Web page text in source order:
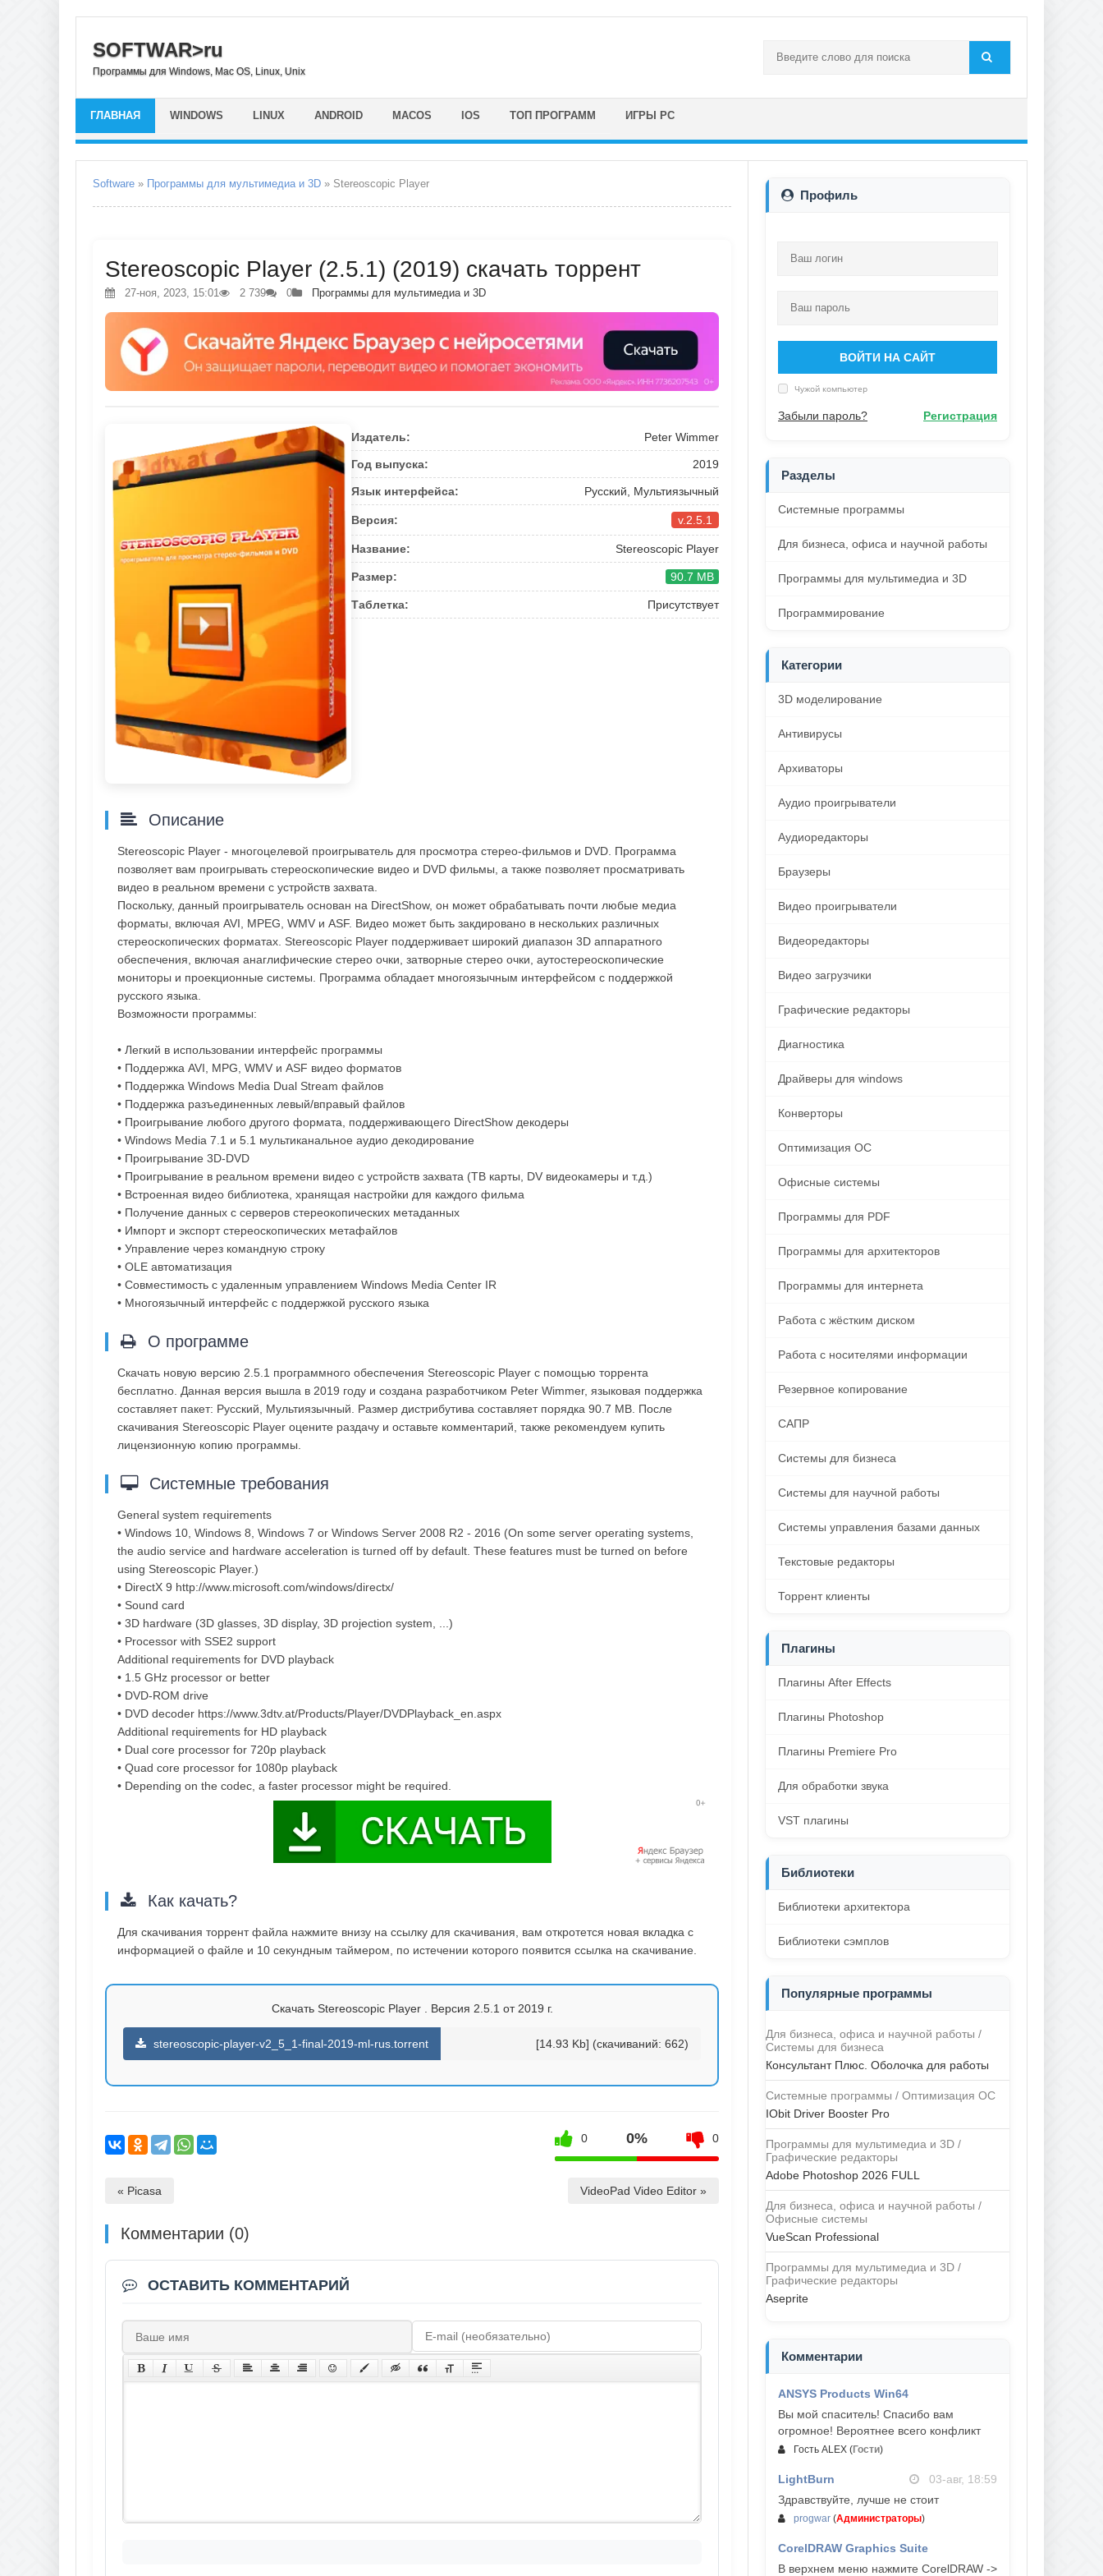
SOFTWAR>ru
Программы для Windows, Mac OS, Linux, Unix
ГЛАВНАЯ WINDOWS LINUX ANDROID MACOS IOS ТОП ПРОГРАММ ИГРЫ PC
Software » Программы для мультимедиа и 3D » Stereoscopic Player
Stereoscopic Player (2.5.1) (2019) скачать торрент
27-ноя, 2023, 15:01 2 739 0 Программы для мультимедиа и 3D
Издатель: Peter Wimmer
Год выпуска: 2019
Язык интерфейса: Русский, Мультиязычный
Версия: v.2.5.1
Название: Stereoscopic Player
Размер: 90.7 MB
Таблетка: Присутствует
Описание
Stereoscopic Player - многоцелевой проигрыватель для просмотра стерео-фильмов и DVD. Программа
позволяет вам проигрывать стереоскопические видео и DVD фильмы, а также позволяет просматривать
видео в реальном времени с устройств захвата.
Поскольку, данный проигрыватель основан на DirectShow, он может обрабатывать почти любые медиа
форматы, включая AVI, MPEG, WMV и ASF. Видео может быть закдировано в нескольких различных
стереоскопических форматах. Stereoscopic Player поддерживает широкий диапазон 3D аппаратного
обеспечения, включая анаглифические стерео очки, затворные стерео очки, аутостереоскопические
мониторы и проекционные системы. Программа обладает многоязычным интерфейсом с поддержкой
русского языка.
Возможности программы:
• Легкий в использовании интерфейс программы
• Поддержка AVI, MPG, WMV и ASF видео форматов
• Поддержка Windows Media Dual Stream файлов
• Поддержка разъединенных левый/вправый файлов
• Проигрывание любого другого формата, поддерживающего DirectShow декодеры
• Windows Media 7.1 и 5.1 мультиканальное аудио декодирование
• Проигрывание 3D-DVD
• Проигрывание в реальном времени видео с устройств захвата (ТВ карты, DV видеокамеры и т.д.)
• Встроенная видео библиотека, хранящая настройки для каждого фильма
• Получение данных с серверов стереокопических метаданных
• Импорт и экспорт стереоскопических метафайлов
• Управление через командную строку
• OLE автоматизация
• Совместимость с удаленным управлением Windows Media Center IR
• Многоязычный интерфейс с поддержкой русского языка
О программе
Скачать новую версию 2.5.1 программного обеспечения Stereoscopic Player с помощью торрента
бесплатно. Данная версия вышла в 2019 году и создана разработчиком Peter Wimmer, языковая поддержка
составляет пакет: Русский, Мультиязычный. Размер дистрибутива составляет порядка 90.7 MB. После
скачивания Stereoscopic Player оцените раздачу и оставьте комментарий, также рекомендуем купить
лицензионную копию программы.
Системные требования
General system requirements
• Windows 10, Windows 8, Windows 7 or Windows Server 2008 R2 - 2016 (On some server operating systems,
the audio service and hardware acceleration is turned off by default. These features must be turned on before
using Stereoscopic Player.)
• DirectX 9 http://www.microsoft.com/windows/directx/
• Sound card
• 3D hardware (3D glasses, 3D display, 3D projection system, ...)
• Processor with SSE2 support
Additional requirements for DVD playback
• 1.5 GHz processor or better
• DVD-ROM drive
• DVD decoder https://www.3dtv.at/Products/Player/DVDPlayback_en.aspx
Additional requirements for HD playback
• Dual core processor for 720p playback
• Quad core processor for 1080p playback
• Depending on the codec, a faster processor might be required.
Как качать?
Для скачивания торрент файла нажмите внизу на ссылку для скачивания, вам откротется новая вкладка с
информацией о файле и 10 секундным таймером, по истечении которого появится ссылка на скачивание.
Скачать Stereoscopic Player . Версия 2.5.1 от 2019 г.
stereoscopic-player-v2_5_1-final-2019-ml-rus.torrent [14.93 Kb] (cкачиваний: 662)
0 0% 0
« Picasa VideoPad Video Editor »
Комментарии (0)
ОСТАВИТЬ КОММЕНТАРИЙ
Профиль
ВОЙТИ НА САЙТ
Чужой компьютер
Забыли пароль? Регистрация
Разделы
Системные программы
Для бизнеса, офиса и научной работы
Программы для мультимедиа и 3D
Программирование
Категории
3D моделирование
Антивирусы
Архиваторы
Аудио проигрыватели
Аудиоредакторы
Браузеры
Видео проигрыватели
Видеоредакторы
Видео загрузчики
Графические редакторы
Диагностика
Драйверы для windows
Конверторы
Оптимизация ОС
Офисные системы
Программы для PDF
Программы для архитекторов
Программы для интернета
Работа с жёстким диском
Работа с носителями информации
Резервное копирование
САПР
Системы для бизнеса
Системы для научной работы
Системы управления базами данных
Текстовые редакторы
Торрент клиенты
Плагины
Плагины After Effects
Плагины Photoshop
Плагины Premiere Pro
Для обработки звука
VST плагины
Библиотеки
Библиотеки архитектора
Библиотеки сэмплов
Популярные программы
Для бизнеса, офиса и научной работы /
Системы для бизнеса
Консультант Плюс. Оболочка для работы
Системные программы / Оптимизация ОС
IObit Driver Booster Pro
Программы для мультимедиа и 3D /
Графические редакторы
Adobe Photoshop 2026 FULL
Для бизнеса, офиса и научной работы /
Офисные системы
VueScan Professional
Программы для мультимедиа и 3D /
Графические редакторы
Aseprite
Комментарии
ANSYS Products Win64
Вы мой спаситель! Спасибо вам
огромное! Вероятнее всего конфликт
Гость ALEX (Гости)
LightBurn
03-авг, 18:59
Здравствуйте, лучше не стоит
progwar (Администраторы)
CorelDRAW Graphics Suite
03-авг, 18:58
В верхнем меню нажмите CorelDRAW ->